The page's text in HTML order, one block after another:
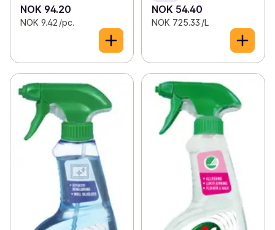
NOK 94.20
NOK 9.42 /pc.
NOK 54.40
NOK 725.33 /L